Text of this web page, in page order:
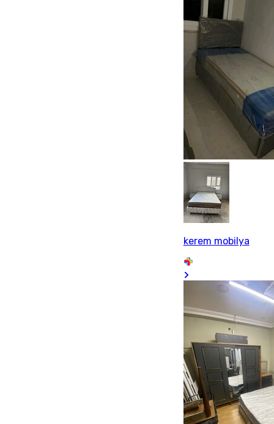
kerem mobilya